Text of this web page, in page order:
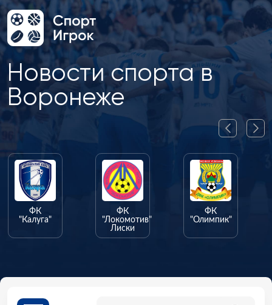
Новости спорта в
Воронеже
ФК
"Калуга"
ФК
"Локомотив"
Лиски
ФК
"Олимпик"